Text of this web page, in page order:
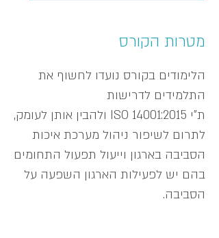
מטרות הקורס
הלימודים בקורס נועדו לחשוף את
התלמידים לדרישות
ת"י ISO 14001:2015 ולהבין אותן לעומק,
לתרום לשיפור ניהול מערכת איכות
הסביבה בארגון וייעול תפעול התחומים
בהם יש לפעילות הארגון השפעה על
הסביבה.